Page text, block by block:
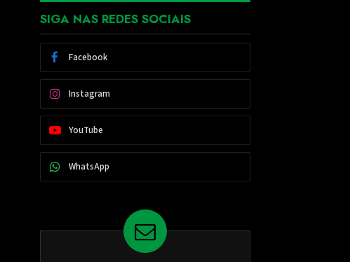
SIGA NAS REDES SOCIAIS
Facebook
Instagram
YouTube
WhatsApp